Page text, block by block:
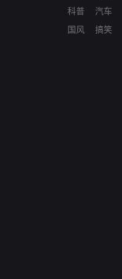
科普
国风
汽车
搞笑